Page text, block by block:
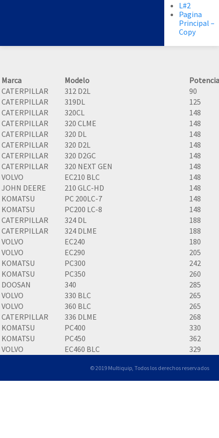
L#2
Pagina
Principal –
Copy
Marca Modelo
CATERPILLAR
312 D2L
90
CATERPILLAR
319DL
125
CATERPILLAR
320CL
148
CATERPILLAR
320 CLME
148
CATERPILLAR
320 DL
148
CATERPILLAR
320 D2L
148
CATERPILLAR
320 D2GC
148
CATERPILLAR
320 NEXT GEN
148
VOLVO
EC210 BLC
148
JOHN DEERE
210 GLC-HD
148
KOMATSU
PC 200LC-7
148
KOMATSU
PC200 LC-8
148
CATERPILLAR
324 DL
188
CATERPILLAR
324 DLME
188
VOLVO
EC240
180
VOLVO
EC290
205
KOMATSU
PC300
242
KOMATSU
PC350
260
DOOSAN
340
285
VOLVO
330 BLC
265
VOLVO
360 BLC
265
CATERPILLAR
336 DLME
268
KOMATSU
PC400
330
KOMATSU
PC450
362
VOLVO
EC460 BLC 329
© 2019 Multiquip, Todos los derechos reservados